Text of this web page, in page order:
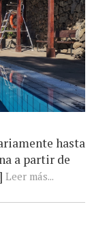
hasta
a partir de
Leer más...